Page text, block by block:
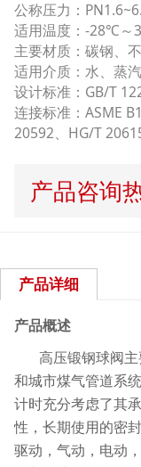
公称压力：
适用温度：-28℃～
主要材质：碳钢、
适用介质：水、蒸
设计标准：GB/T
连接标准：ASME
20592、HG/T
产品咨询
产品详细
产品概述
高压锻钢球阀主
和城市煤气管道系
计时充分考虑了其
性，长期使用的密
驱动，气动，电动